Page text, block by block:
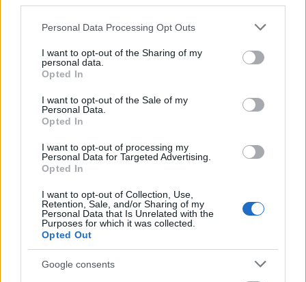
Please note that this website/app uses one or more Google
not limited to your visit or usage behaviour. You may click to
grant or deny consent to Google and its third-party tags to
use your data for below specified purposes in below Google
consent section.
Personal Data Processing Opt Outs
I want to opt-out of the Sharing of my
personal data.
Opted In
I want to opt-out of the Sale of my
Personal Data.
Opted In
I want to opt-out of processing my
Personal Data for Targeted Advertising.
Opted In
I want to opt-out of Collection, Use,
Retention, Sale, and/or Sharing of my
Personal Data that Is Unrelated with the
Purposes for which it was collected.
Opted Out
Google consents
ΔΙΑΒΑΣΕ ΑΚΟΜΗ:
Το πιο περίπλοκο ρολόι-«λαβύρινθος» στον κόσμο:
«Φαέθων»: Εισέρχεται σε φάση υλοποίησης το
Η «μπαταρία» του βυθού: Το φιλόδοξο σχέδιο με
δεξαμενή 20 εκατ. λίτρων κάτω από τη θάλασσα